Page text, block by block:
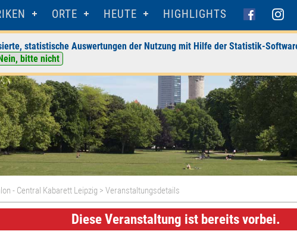
ORTE HEUTE HIGHLIGHTS
statistische Auswertungen der Nutzung mit Hilfe der Statistik-
bitte nicht
- Central Kabarett Leipzig > Veranstaltungsdetails
Diese Veranstaltung ist bereits vorbei.